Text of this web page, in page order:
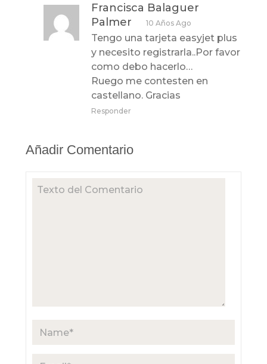
Francisca Balaguer
Palmer
10 Años Ago
Tengo una tarjeta easyjet plus
y necesito registrarla..Por favor
como debo hacerlo…
Ruego me contesten en
castellano. Gracias
Responder
Añadir Comentario